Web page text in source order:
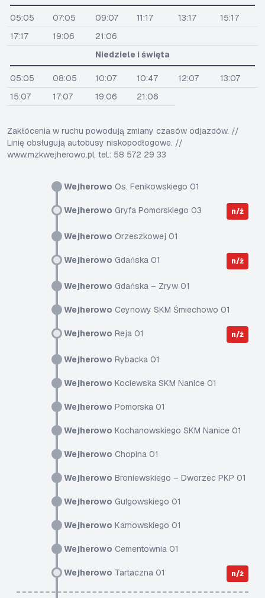
Wejherowo Os. Fenikowskiego 01
Wejherowo Gryfa Pomorskiego 03 n/ż
Wejherowo Orzeszkowej 01
Wejherowo Gdańska 01 n/ż
Wejherowo Gdańska – Zryw 01
Wejherowo Ceynowy SKM Śmiechowo 01
Wejherowo Reja 01 n/ż
Wejherowo Rybacka 01
Wejherowo Kociewska SKM Nanice 01
Wejherowo Pomorska 01
Wejherowo Kochanowskiego SKM Nanice 01
Wejherowo Chopina 01
Wejherowo Broniewskiego – Dworzec PKP 01
Wejherowo Gulgowskiego 01
Wejherowo Karnowskiego 01
Wejherowo Cementownia 01
Wejherowo Tartaczna 01 n/ż
05:05 07:05 09:07 11:17 13:17
15:17
17:17
19:06
21:06
Niedziele i święta
05:05 08:05 10:07 10:47 12:07
13:07
15:07
17:07 19:06 21:06
Zakłócenia w ruchu powodują zmiany czasów odjazdów. //
Linię obsługują autobusy niskopodłogowe. //
www.mzkwejherowo.pl, tel.: 58 572 29 33